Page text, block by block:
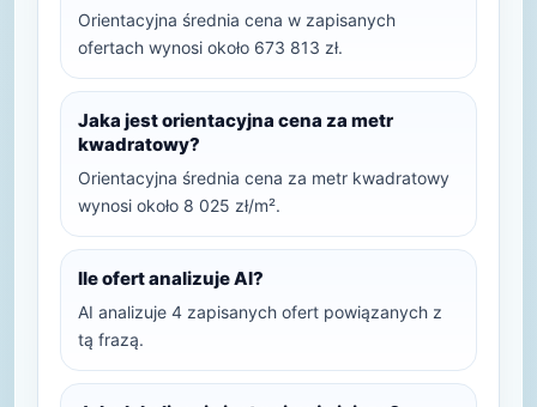
Orientacyjna średnia cena w zapisanych
ofertach wynosi około 673 813 zł.
Jaka jest orientacyjna cena za metr
kwadratowy?
Orientacyjna średnia cena za metr kwadratowy
wynosi około 8 025 zł/m².
Ile ofert analizuje AI?
AI analizuje 4 zapisanych ofert powiązanych z
tą frazą.